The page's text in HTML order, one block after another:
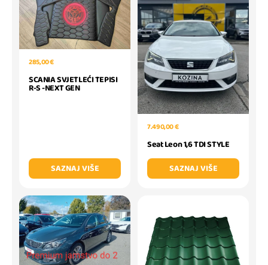
285,00 €
SCANIA SVJETLEĆI TEPISI
R-S -NEXT GEN
SAZNAJ VIŠE
7.490,00 €
Seat Leon 1,6 TDI STYLE
SAZNAJ VIŠE